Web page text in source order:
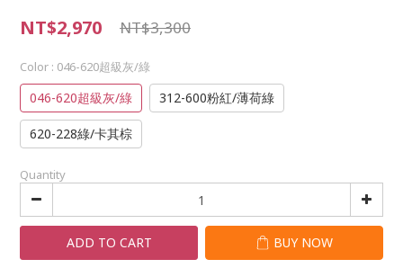
NT$2,970 NT$3,300
Color : 046-620超級灰/綠
046-620超級灰/綠 312-600粉紅/薄荷綠
620-228綠/卡其棕
Quantity
ADD TO CART BUY NOW